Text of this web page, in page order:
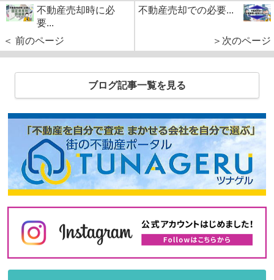
不動産売却時に必
要...
＜ 前のページ
不動産売却での必要...
＞次のページ
ブログ記事一覧を見る